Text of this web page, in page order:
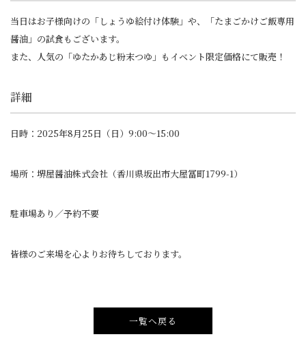
当日はお子様向けの「しょうゆ絵付け体験」や、「たまごかけご飯専用
醤油」の試食もございます。
また、人気の「ゆたかあじ粉末つゆ」もイベント限定価格にて販売！
詳細
日時：2025年8月25日（日）9:00～15:00
場所：堺屋醤油株式会社（香川県坂出市大屋冨町1799-1）
駐車場あり／予約不要
皆様のご来場を心よりお待ちしております。
一覧へ戻る